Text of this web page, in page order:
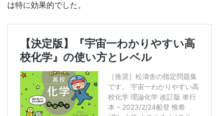
は特に効果的でした。